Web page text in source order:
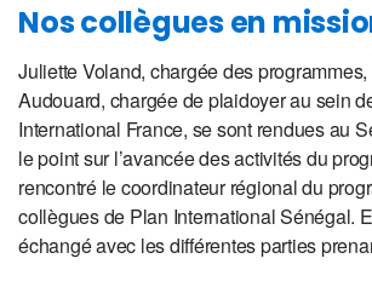
Nos collègues en
Juliette Voland, chargée des
Audouard, chargée de plaidoyer au sein
International France, se sont rendues au
le point sur l’avancée des activités du
rencontré le coordinateur régional du
collègues de Plan International Sénégal.
échangé avec les différentes parties